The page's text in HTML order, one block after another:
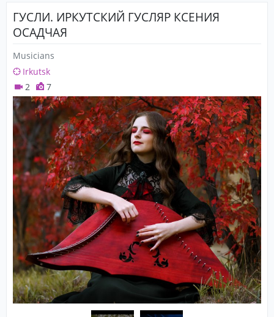
ГУСЛИ. ИРКУТСКИЙ ГУСЛЯР КСЕНИЯ
ОСАДЧАЯ
Musicians
Irkutsk
2
7